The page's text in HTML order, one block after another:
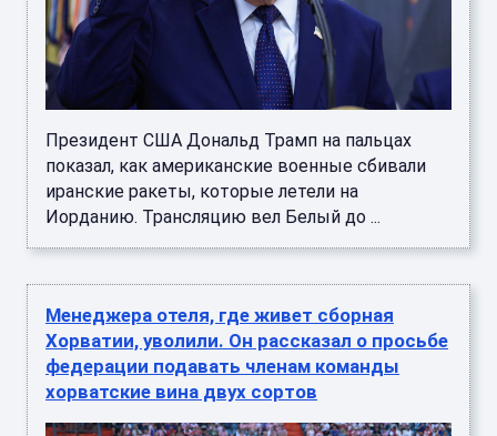
Президент США Дональд Трамп на пальцах
показал, как американские военные сбивали
иранские ракеты, которые летели на
Иорданию. Трансляцию вел Белый до ...
Менеджера отеля, где живет сборная
Хорватии, уволили. Он рассказал о просьбе
федерации подавать членам команды
хорватские вина двух сортов